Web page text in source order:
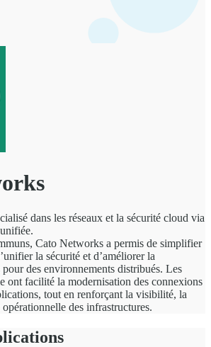
dans les réseaux et la sécurité cloud via
Cato Networks a permis de simplifier
la sécurité et d’améliorer la
pour des environnements distribués. Les
ont facilité la modernisation des connexions
tout en renforçant la visibilité, la
des infrastructures.